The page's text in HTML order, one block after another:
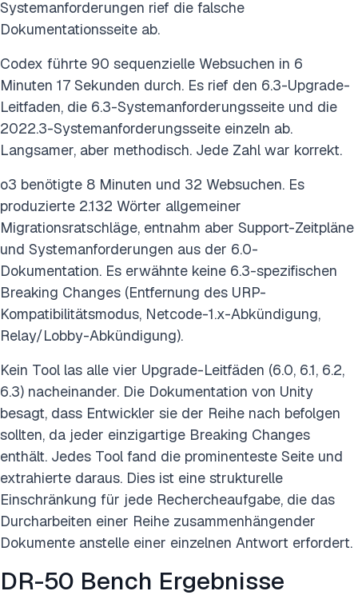
Systemanforderungen rief die falsche
Dokumentationsseite ab.
Codex führte 90 sequenzielle Websuchen in 6
Minuten 17 Sekunden durch. Es rief den 6.3-Upgrade-
Leitfaden, die 6.3-Systemanforderungsseite und die
2022.3-Systemanforderungsseite einzeln ab.
Langsamer, aber methodisch. Jede Zahl war korrekt.
o3 benötigte 8 Minuten und 32 Websuchen. Es
produzierte 2.132 Wörter allgemeiner
Migrationsratschläge, entnahm aber Support-Zeitpläne
und Systemanforderungen aus der 6.0-
Dokumentation. Es erwähnte keine 6.3-spezifischen
Breaking Changes (Entfernung des URP-
Kompatibilitätsmodus, Netcode-1.x-Abkündigung,
Relay/Lobby-Abkündigung).
Kein Tool las alle vier Upgrade-Leitfäden (6.0, 6.1, 6.2,
6.3) nacheinander. Die Dokumentation von Unity
besagt, dass Entwickler sie der Reihe nach befolgen
sollten, da jeder einzigartige Breaking Changes
enthält. Jedes Tool fand die prominenteste Seite und
extrahierte daraus. Dies ist eine strukturelle
Einschränkung für jede Rechercheaufgabe, die das
Durcharbeiten einer Reihe zusammenhängender
Dokumente anstelle einer einzelnen Antwort erfordert.
DR-50 Bench Ergebnisse